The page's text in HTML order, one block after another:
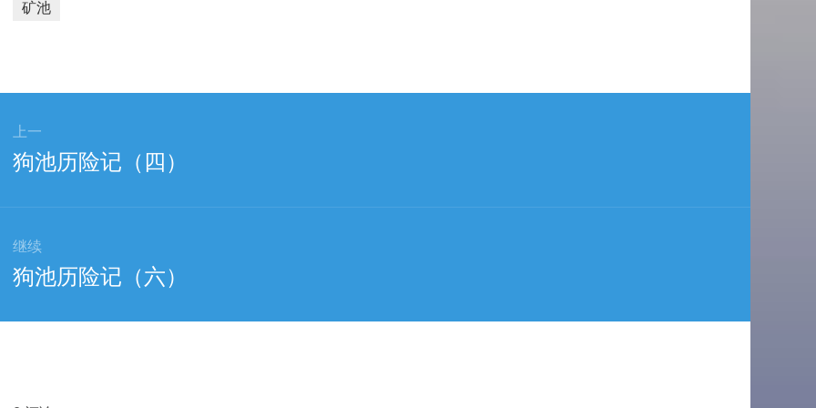
矿池
上一
上
篇
狗池历险记（四）
继续
下
篇
狗池历险记（六）